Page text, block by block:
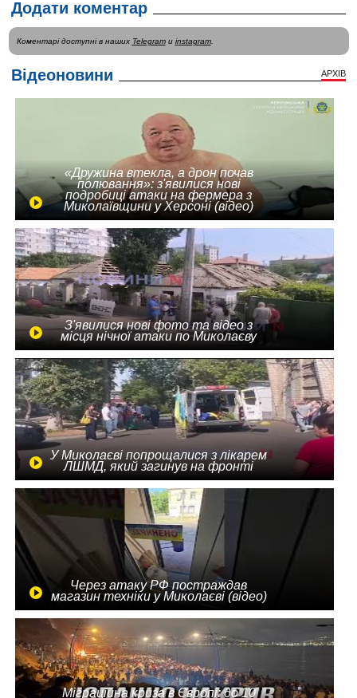
Додати коментар
Коментарі доступні в наших Telegramи instagram.
Відеоновини АРХІВ
«Дружина втекла, а дрон почав
полювання»: з'явилися нові
подробиці атаки на фермера з
Миколаївщини у Херсоні (відео)
З'явилися нові фото та відео з
місця нічної атаки по Миколаєву
У Миколаєві попрощалися з лікарем
ЛШМД, який загинув на фронті
Через атаку РФ постраждав
магазин техніки у Миколаєві (відео)
Міграційна криза в Європі: до 10